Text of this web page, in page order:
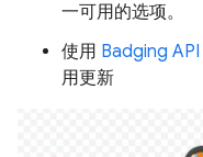
一可用的选项。
使用 Badging API
用更新